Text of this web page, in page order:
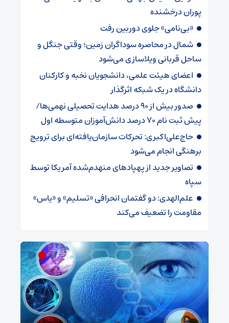
پوران درخشنده
«بی‌نامی» جلوی دوربین رفت
شمال در محاصره سوداگران زمین؛ وقتی جنگل و
ساحل قربانی ویلاسازی می‌شود
اعضای هیئت علمی، دانشجویان نخبه و کارکنان
دانشگاه در یک شبکه‌ اثرگذار
صدور بیش از ۹۰ درصد هدایت تحصیلی نهمی‌ها/
پیش ثبت نام ۷۰ درصد دانش‌آموزان متوسطه اول
حاج‌علی‌اکبری: تحرکات سازمان‌یافته‌ای برای ترویج
برهنگی انجام می‌شود
تصاویر جدید از پهپادهای منهدم‌شده آمریکا توسط
سپاه
علم‌الهدی: دو گفتمان انحرافی «تسلیم» و «یاس»
مقاومت را تضعیف می‌کند